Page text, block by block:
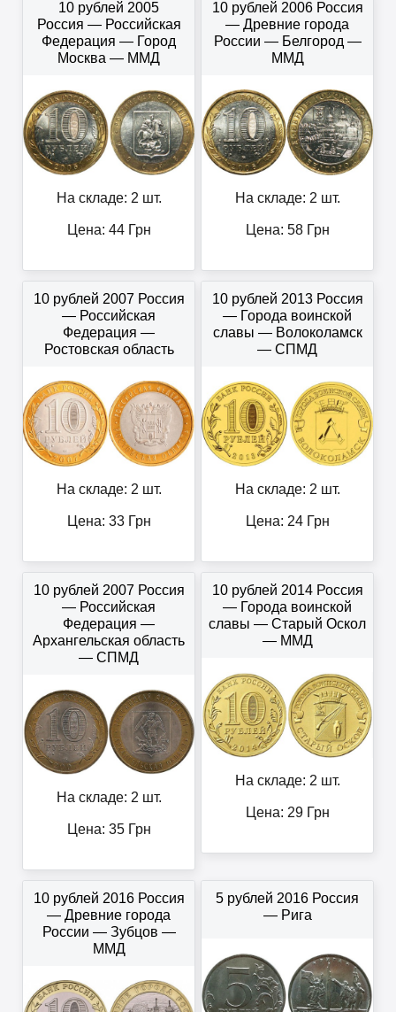
10 рублей 2005
Россия — Российская
Федерация — Город
Москва — ММД
На складе: 2 шт.
Цена: 44Грн
10 рублей 2006 Россия
— Древние города
России — Белгород —
ММД
На складе: 2 шт.
Цена: 58Грн
10 рублей 2007 Россия
— Российская
Федерация —
Ростовская область
На складе: 2 шт.
Цена: 33Грн
10 рублей 2013 Россия
— Города воинской
славы — Волоколамск
— СПМД
На складе: 2 шт.
Цена: 24Грн
10 рублей 2007 Россия
— Российская
Федерация —
Архангельская область
— СПМД
На складе: 2 шт.
Цена: 35Грн
10 рублей 2014 Россия
— Города воинской
славы — Старый Оскол
— ММД
На складе: 2 шт.
Цена: 29Грн
10 рублей 2016 Россия
— Древние города
России — Зубцов —
ММД
5 рублей 2016 Россия
— Рига